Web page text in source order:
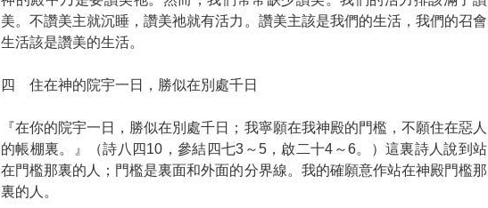
美。不讚美主就沉睡，讚美祂就有活力。讚美主該是我們的生活，我們的召會
生活該是讚美的生活。
四 住在神的院宇一日，勝似在別處千日
『在你的院宇一日，勝似在別處千日；我寧願在我神殿的門檻，不願住在惡人
的帳棚裏。』（詩八四10，參結四七3～5，啟二十4～6。）這裏詩人說到站
在門檻那裏的人；門檻是裏面和外面的分界線。我的確願意作站在神殿門檻那
裏的人。